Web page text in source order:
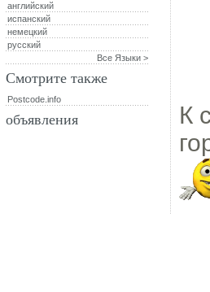
К
английский
испанский
немецкий
русский
Все Языки >
Смотрите также
Postcode.info
объявления